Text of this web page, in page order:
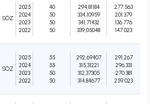
SÖZ
2025
2024
2023
2022
40
50
50
50
294,81184
334,10959
341,71432
339,05048
277.563
201.379
136.776
147.023
SÖZ
2025
2024
2023
2022
55
55
50
50
292,69407
315,31221
312,37305
314,84677
291.267
296.331
270.381
259.023